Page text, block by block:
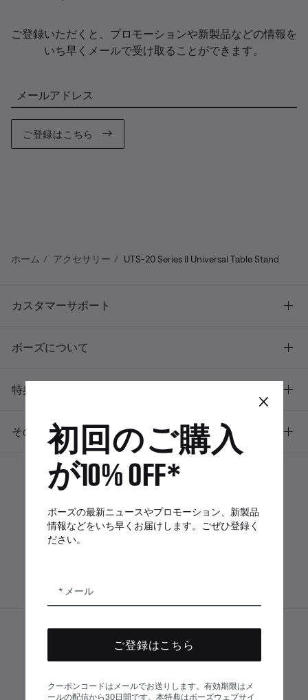
ご登録いただくと、プロモーションや新製品などの情報を
いち早くメールで受け取ることができます。
メールアドレス
ご登録はこちら
ホーム アクセサリー UTS-20 Series II Universal Table Stand
カスタマーサポート
ボーズについて
特典
その他のリンク
プリ
App
© Bose Corporation 2026 サイトマップ
法的事項 プライバシーポリシー
アクセシビリティ
×
初回のご購入
が10% OFF*
ボーズの最新ニュースやプロモーション、新製品
情報などをいち早くお届けします。ごぜひ登録く
ださい。
メール
ご登録はこちら
クーポンコードはメールでお送りします。有効期限はメ
ールの配信から30日間です。本特典はボーズウェブサイ